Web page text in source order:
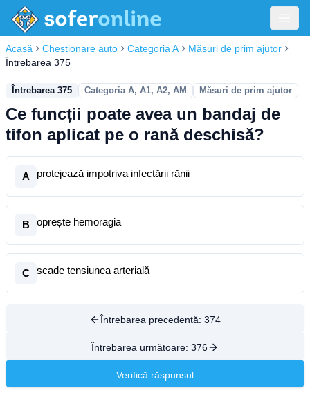
Acasă Chestionare auto Categoria A
Măsuri de prim ajutor
Întrebarea 375
Întrebarea 375 Categoria A, A1, A2, AM Măsuri de prim ajutor
Ce funcții poate avea un bandaj de
tifon aplicat pe o rană deschisă?
A protejează impotriva infectării rănii
B oprește hemoragia
C scade tensiunea arterială
Întrebarea precedentă: 374
Întrebarea următoare: 376
Verifică răspunsul